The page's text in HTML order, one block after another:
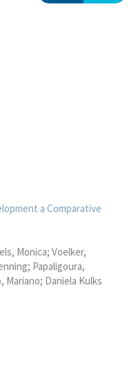
a Comparative
Monica; Voelker,
Papaligoura,
Mariano; Daniela Kulks